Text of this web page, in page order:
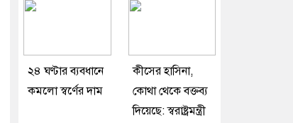
২৪ ঘণ্টার ব্যবধানে
কমলো স্বর্ণের দাম
কীসের হাসিনা,
কোথা থেকে বক্তব্য
দিয়েছে: স্বরাষ্ট্রমন্ত্রী